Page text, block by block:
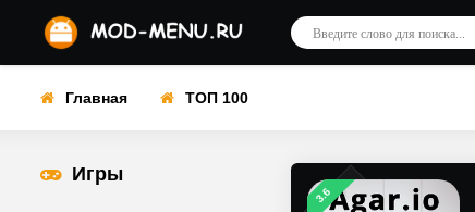
Главная ТОП 100
Игры
3.6